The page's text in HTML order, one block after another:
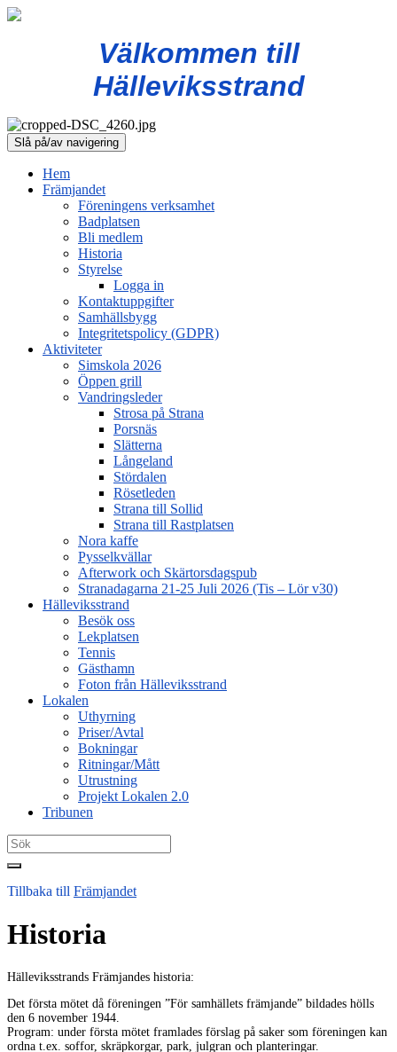
Välkommen till
Hälleviksstrand
Slå på/av navigering
Hem
Främjandet
Föreningens verksamhet
Badplatsen
Bli medlem
Historia
Styrelse
Logga in
Kontaktuppgifter
Samhällsbygg
Integritetspolicy (GDPR)
Aktiviteter
Simskola 2026
Öppen grill
Vandringsleder
Strosa på Strana
Porsnäs
Slätterna
Långeland
Stördalen
Rösetleden
Strana till Sollid
Strana till Rastplatsen
Nora kaffe
Pysselkvällar
Afterwork och Skärtorsdagspub
Stranadagarna 21-25 Juli 2026 (Tis – Lör v30)
Hälleviksstrand
Besök oss
Lekplatsen
Tennis
Gästhamn
Foton från Hälleviksstrand
Lokalen
Uthyrning
Priser/Avtal
Bokningar
Ritningar/Mått
Utrustning
Projekt Lokalen 2.0
Tribunen
Search
for:
Tillbaka till Främjandet
Historia
Hälleviksstrands Främjandes historia:
Det första mötet då föreningen ”För samhällets främjande” bildades hölls
den 6 november 1944.
Program: under första mötet framlades förslag på saker som föreningen kan
ordna t.ex. soffor, skräpkorgar, park, julgran och planteringar.